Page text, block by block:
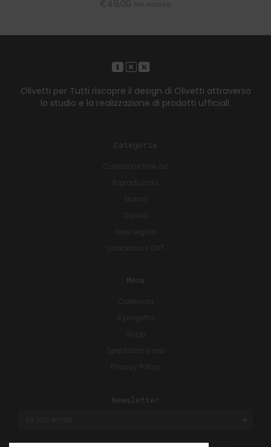
€49,00 IVA inclusa
Olivetti per Tutti riscopre il design di Olivetti attraverso
lo studio e la realizzazione di prodotti ufficiali.
Categorie
Menu
Newsletter